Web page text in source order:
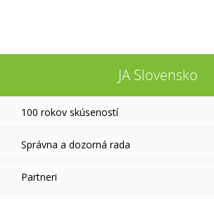
JA Slovensko
100 rokov skúseností
Správna a dozorná rada
Partneri